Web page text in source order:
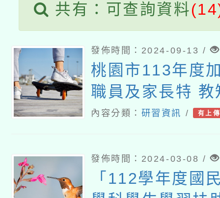
共有：可查詢資料
發佈時間：2024-09-13 /
桃園市113年度
職員及家長特 教
內容分類： 研習資訊 / 有上
發佈時間：2024-03-08 /
「112學年度國